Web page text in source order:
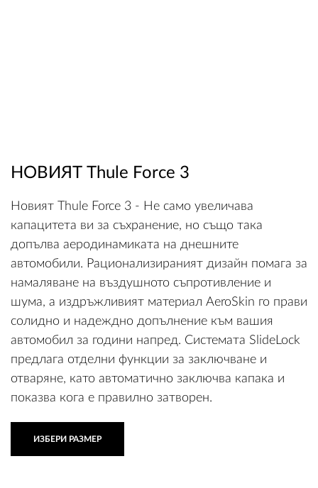
НОВИЯТ Thule Force 3
Новият Thule Force 3 - Не само увеличава
капацитета ви за съхранение, но също така
допълва аеродинамиката на днешните
автомобили. Рационализираният дизайн помага за
намаляване на въздушното съпротивление и
шума, а издръжливият материал AeroSkin го прави
солидно и надеждно допълнение към вашия
автомобил за години напред. Системата SlideLock
предлага отделни функции за заключване и
отваряне, като автоматично заключва капака и
показва кога е правилно затворен.
ИЗБЕРИ РАЗМЕР